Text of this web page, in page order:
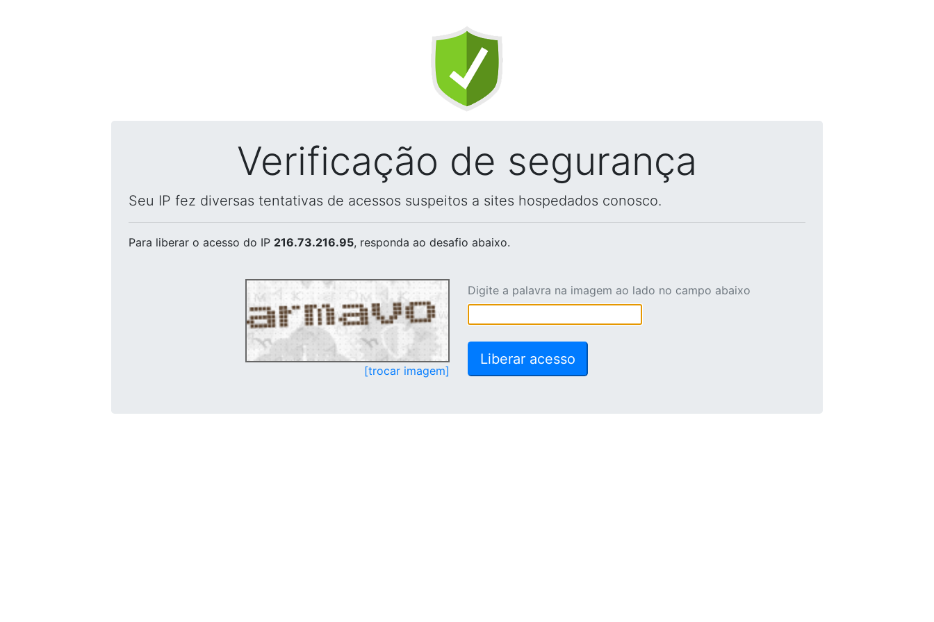
Verificação de segurança
Seu IP fez diversas tentativas de acessos suspeitos a sites hospedados conosco.
Para liberar o acesso do IP 216.73.216.95, responda ao desafio abaixo.
[trocar imagem]
Digite a palavra na imagem ao lado no campo abaixo